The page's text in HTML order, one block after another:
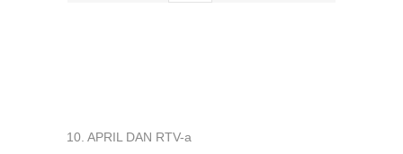
10. APRIL DAN RTV-a